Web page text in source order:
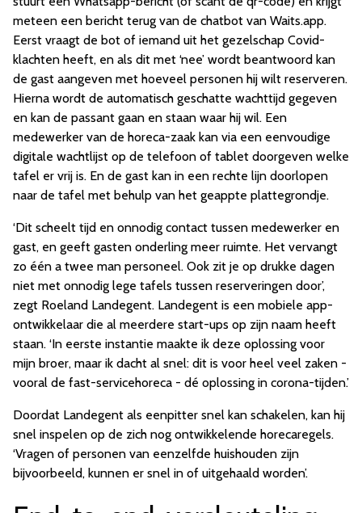
meteen een bericht terug van de chatbot van Waits.app.
Eerst vraagt de bot of iemand uit het gezelschap Covid-
klachten heeft, en als dit met ‘nee’ wordt beantwoord kan
de gast aangeven met hoeveel personen hij wilt reserveren.
Hierna wordt de automatisch geschatte wachttijd gegeven
en kan de passant gaan en staan waar hij wil. Een
medewerker van de horeca-zaak kan via een eenvoudige
digitale wachtlijst op de telefoon of tablet doorgeven welke
tafel er vrij is. En de gast kan in een rechte lijn doorlopen
naar de tafel met behulp van het geappte plattegrondje.
‘Dit scheelt tijd en onnodig contact tussen medewerker en
gast, en geeft gasten onderling meer ruimte. Het vervangt
zo één a twee man personeel. Ook zit je op drukke dagen
niet met onnodig lege tafels tussen reserveringen door’,
zegt Roeland Landegent. Landegent is een mobiele app-
ontwikkelaar die al meerdere start-ups op zijn naam heeft
staan. ‘In eerste instantie maakte ik deze oplossing voor
mijn broer, maar ik dacht al snel: dit is voor heel veel zaken -
vooral de fast-servicehoreca - dé oplossing in corona-tijden.’
Doordat Landegent als eenpitter snel kan schakelen, kan hij
snel inspelen op de zich nog ontwikkelende horecaregels.
‘Vragen of personen van eenzelfde huishouden zijn
bijvoorbeeld, kunnen er snel in of uitgehaald worden’.